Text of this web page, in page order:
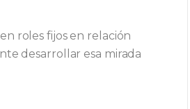
roles fijos en relación
desarrollar esa mirada